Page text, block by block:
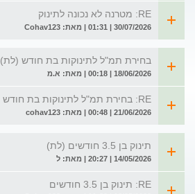
RE: מטרנה לא נכונה לתינוק
30/07/2026 | 01:31 | מאת: Cohav123
בחירת תמ"ל לתינוקות בת חודש (לת)
18/06/2026 | 00:18 | מאת: א.מ
RE: בחירת תמ"ל לתינוקות בת חודש
21/06/2026 | 00:48 | מאת: cohav123
תינוק בן 3.5 חודשים (לת)
14/05/2026 | 20:27 | מאת: ל
RE: תינוק בן 3.5 חודשים